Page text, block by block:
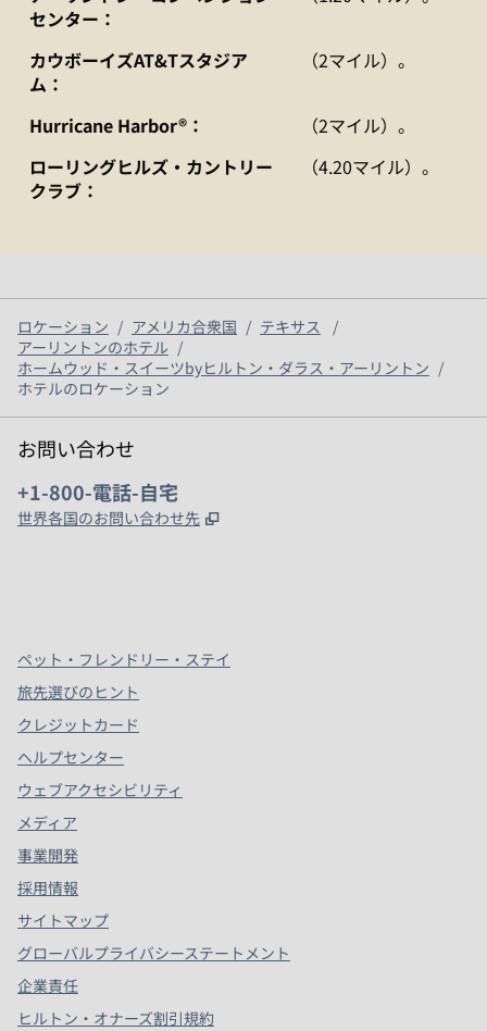
センター：
カウボーイズAT&Tスタジア
ム：
（2マイル）。
Hurricane Harbor®：
（2マイル）。
ローリングヒルズ・カントリー
クラブ：
（4.20マイル）。
ロケーション / アメリカ合衆国 / テキサス
/
アーリントンのホテル /
ホームウッド・スイーツbyヒルトン・ダラス・アーリントン /
ホテルのロケーション
お問い合わせ
電話：
+1-800-電話-自宅
世界各国のお問い合わせ先 ,
ペット・フレンドリー・ステイ
旅先選びのヒント
クレジットカード
ヘルプセンター
ウェブアクセシビリティ
メディア
事業開発
採用情報
サイトマップ
グローバルプライバシーステートメント
企業責任
ヒルトン・オナーズ割引規約